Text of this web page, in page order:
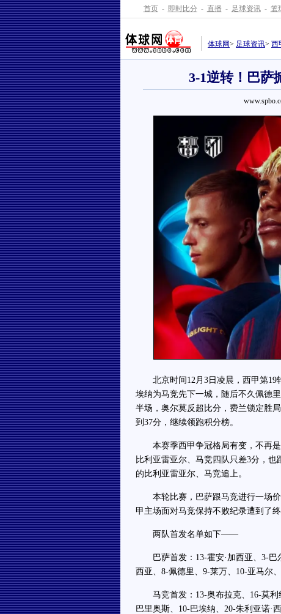
首页 - 即时比分 - 直播 - 足球资讯 - 篮
体球网> 足球资讯> 西
3-1逆转！巴萨
北京时间12月3日凌晨，西甲第19
埃纳为马竞先下一城，随后不久佩德
半场，奥尔莫反超比分，费兰锁定胜
到37分，继续领跑积分榜。
本赛季西甲争冠格局有变，不再是
比利亚雷亚尔、马竞四队只差3分，
的比利亚雷亚尔、马竞追上。
本轮比赛，巴萨跟马竞进行一场价
甲主场面对马竞保持不败纪录遭到了终
两队首发名单如下——
巴萨首发：13-霍安·加西亚、3-巴
西亚、8-佩德里、9-莱万、10-亚马尔
马竞首发：13-奥布拉克、16-莫利
巴里奥斯、10-巴埃纳、20-朱利亚诺·